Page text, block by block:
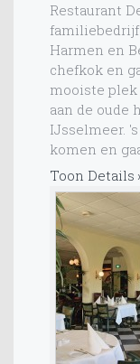
Restaurant
Harmen en
chefkok en
mooiste
aan de oude
IJsselmeer.
komen en
Toon Details